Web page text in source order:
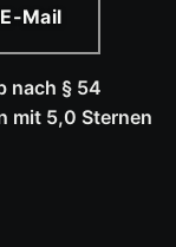
Mail
nach § 54
mit 5,0 Sternen